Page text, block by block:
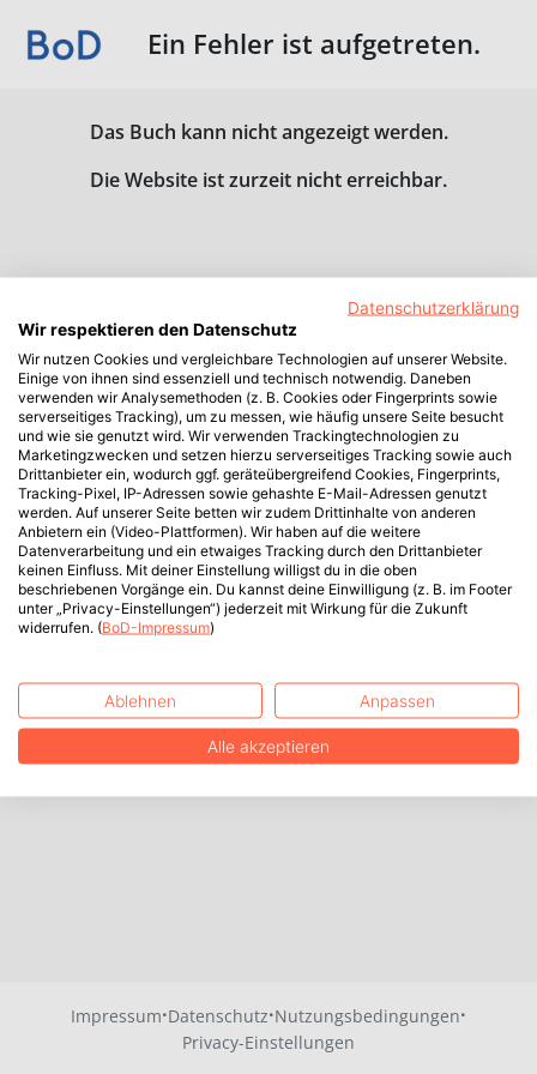
Ein Fehler ist aufgetreten.
Das Buch kann nicht angezeigt werden.
Die Website ist zurzeit nicht erreichbar.
Impressum·Datenschutz·Nutzungsbedingungen·
Privacy-Einstellungen
Datenschutzerklärung
Wir respektieren den Datenschutz
Wir nutzen Cookies und vergleichbare Technologien auf unserer Website.
Einige von ihnen sind essenziell und technisch notwendig. Daneben
verwenden wir Analysemethoden (z. B. Cookies oder Fingerprints sowie
serverseitiges Tracking), um zu messen, wie häufig unsere Seite besucht
und wie sie genutzt wird. Wir verwenden Trackingtechnologien zu
Marketingzwecken und setzen hierzu serverseitiges Tracking sowie auch
Drittanbieter ein, wodurch ggf. geräteübergreifend Cookies, Fingerprints,
Tracking-Pixel, IP-Adressen sowie gehashte E-Mail-Adressen genutzt
werden. Auf unserer Seite betten wir zudem Drittinhalte von anderen
Anbietern ein (Video-Plattformen). Wir haben auf die weitere
Datenverarbeitung und ein etwaiges Tracking durch den Drittanbieter
keinen Einfluss. Mit deiner Einstellung willigst du in die oben
beschriebenen Vorgänge ein. Du kannst deine Einwilligung (z. B. im Footer
unter „Privacy-Einstellungen“) jederzeit mit Wirkung für die Zukunft
widerrufen. (BoD-Impressum)
Ablehnen Anpassen
Alle akzeptieren